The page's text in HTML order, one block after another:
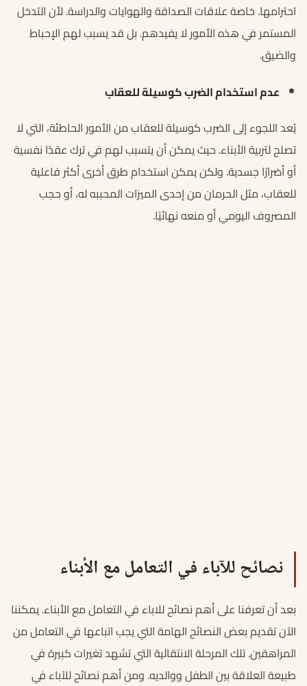
احترامها. خاصة علاقات الصداقة والهوايات والدراسة. لأن التدخل
المستمر في هذه الأمور لا يفيدهم. بل قد يسبب لهم الإحباط
والضيق.
عدم استخدام الضرب كوسيلة للعقاب
يُعد اللجوء إلى الضرب كوسيلة للعقاب من الأمور الحاطئة، التي لا
تصلح لتربية الأبناء. حيث يمكن أن يتسبب لهم في ترك عقدًا نفسية
أو أضرارًا جسدية. ولكن يمكن استخدام طرق أخرى أكثر فاعلية
للعقاب، مثل الحرمان من إحدى الميزات المحببه له، أو حجب
المصروف اليومي أو منعه نهائيًا.
نصائح للآباء في التعامل مع الأبناء
بعد أن تعرفنا على أهم نصائح للاباء في التعامل مع الأبناء. يمكننا
الآن تقديم بعض النصائح الهامة التي يجب اتباعها في التعامل من
المراهقين. تلك المرحلة الانتقالية التي تشهد تغيرات كبيرة في
طبيعة العلاقة بين الطفل ووالديه. ومن أهم نصائح للآباء في